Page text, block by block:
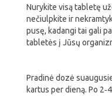
Nurykite visą tabletę
nečiulpkite ir
pusę, kadangi tai gali
tabletės į Jūsų
Pradinė dozė
kartus per dieną. Po